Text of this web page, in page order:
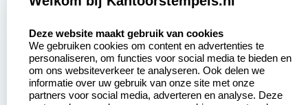
Aanvraag op maat
Betaling &
Verzending
Wederverkoper
Contact opnemen
Veel gestelde vragen
Retourneren
Deze website maakt gebruik van cookies
We gebruiken cookies om content en advertenties te
personaliseren, om functies voor social media te bieden en
om ons websiteverkeer te analyseren. Ook delen we
informatie over uw gebruik van onze site met onze
partners voor social media, adverteren en analyse. Deze